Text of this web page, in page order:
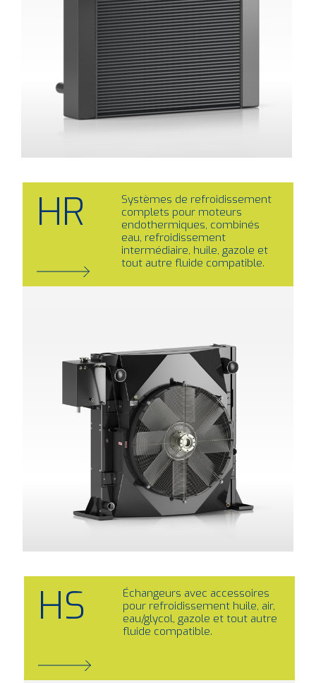
HR
Systèmes de refroidissement
complets pour moteurs
endothermiques, combinés
eau, refroidissement
intermédiaire, huile, gazole et
tout autre fluide compatible.
HS
Échangeurs avec accessoires
pour refroidissement huile, air,
eau/glycol, gazole et tout autre
fluide compatible.